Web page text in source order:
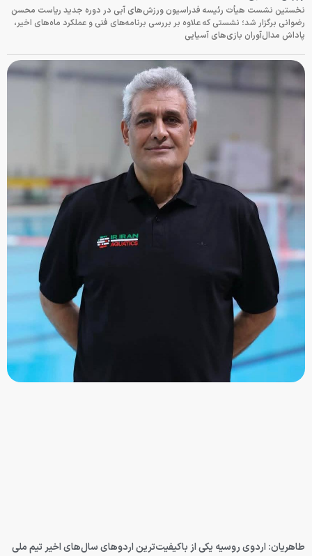
نخستین نشست هیأت رئیسه فدراسیون ورزش‌های آبی در دوره جدید ریاست محسن
رضوانی برگزار شد؛ نشستی که علاوه بر بررسی برنامه‌های فنی و عملکرد ماه‌های اخیر،
پاداش مدال‌آوران بازی‌های آسیایی
طاهریان: اردوی روسیه یکی از باکیفیت‌ترین اردوهای سال‌های اخیر تیم ملی